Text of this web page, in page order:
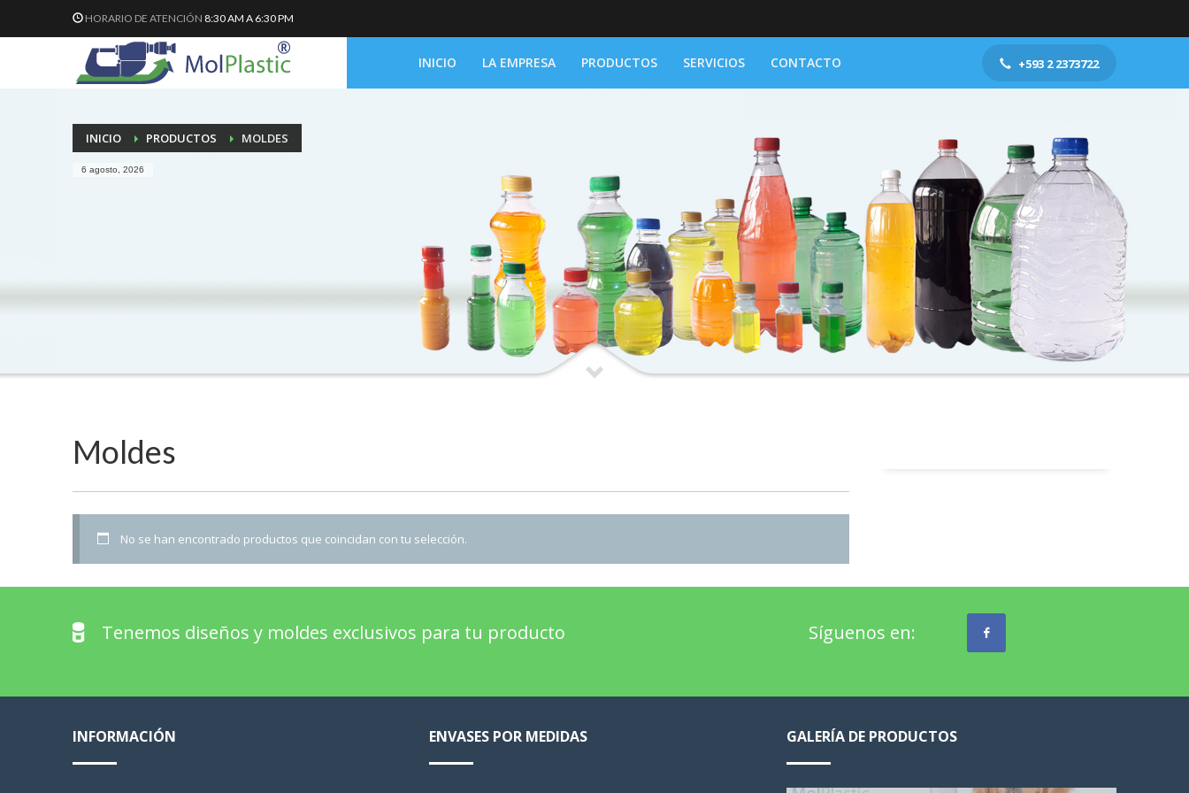
HORARIO DE ATENCIÓN 8:30 AM A 6:30 PM
INICIO LA EMPRESA PRODUCTOS SERVICIOS CONTACTO +593 2 2373722
INICIO PRODUCTOS MOLDES
6 agosto, 2026
Moldes
No se han encontrado productos que coincidan con tu selección.
Tenemos diseños y moldes exclusivos para tu producto Síguenos en:
INFORMACIÓN ENVASES POR MEDIDAS GALERÍA DE PRODUCTOS